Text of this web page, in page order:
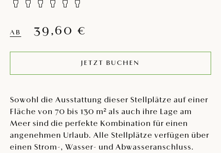
AB 39,60 €
JETZT BUCHEN
Sowohl die Ausstattung dieser Stellplätze auf einer
Fläche von 70 bis 130 m² als auch ihre Lage am
Meer sind die perfekte Kombination für einen
angenehmen Urlaub. Alle Stellplätze verfügen über
einen Strom-, Wasser- und Abwasseranschluss.